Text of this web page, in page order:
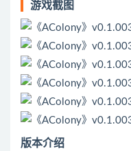
游戏截图
版本介绍